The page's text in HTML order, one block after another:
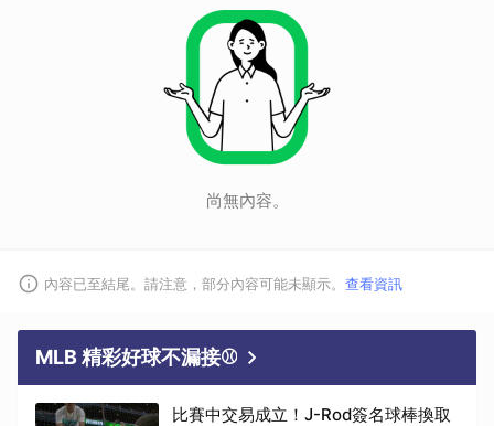
尚無內容。
內容已至結尾。請注意，部分內容可能未顯示。 查看資訊
MLB 精彩好球不漏接⚾
比賽中交易成立！J-Rod簽名球棒換取